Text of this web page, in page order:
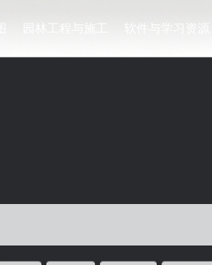
园林工程与施工 软件与学习资源